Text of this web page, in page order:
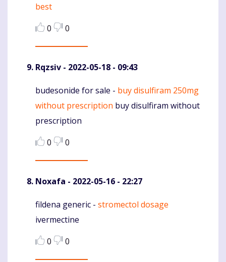
best
0
0
Rqzsiv - 2022-05-18 - 09:43
Komentaras
budesonide for sale - buy disulfiram 250mg
without prescription buy disulfiram without
prescription
0
0
Noxafa - 2022-05-16 - 22:27
Komentaras
fildena generic - stromectol dosage
ivermectine
0
0